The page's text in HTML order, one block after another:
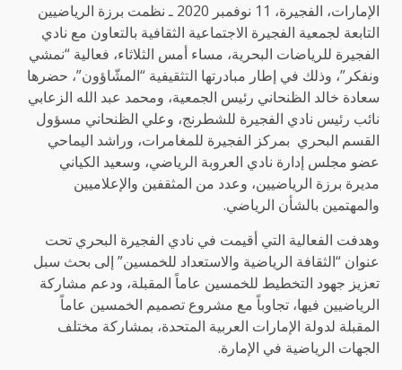
الإمارات، الفجيرة، 11 نوفمبر 2020 ـ نظمت برزة الرياضيين
التابعة لجمعية الفجيرة الاجتماعية الثقافية بالتعاون مع نادي
الفجيرة للرياضات البحرية، مساء أمس الثلاثاء، فعالية “نمشي
ونفكر”، وذلك في إطار مبادرتها التثقيفية “المشّاؤون”، حضرها
سعادة خالد الظنحاني رئيس الجمعية، ومحمد عبد الله الزعابي
نائب رئيس نادي الفجيرة للشطرنج، وعلي الظنحاني مسؤول
القسم البحري بمركز الفجيرة للمغامرات، وراشد اليماحي
عضو مجلس إدارة نادي العروبة الرياضي، وسعيد الكياني
مديرة برزة الرياضيين، وعدد من المثقفين والإعلاميين
والمهتمين بالشأن الرياضي.
وهدفت الفعالية التي أقيمت في نادي الفجيرة البحري تحت
عنوان “الثقافة الرياضية والاستعداد للخمسين” إلى بحث سبل
تعزيز جهود التخطيط للخمسين عاماً المقبلة، ودعم مشاركة
الرياضيين فيها، تجاوباً مع مشروع تصميم الخمسين عاماً
المقبلة لدولة الإمارات العربية المتحدة، بمشاركة مختلف
الجهات الرياضية في الإمارة.